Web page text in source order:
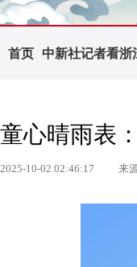
首页 中新社记者看浙
童心晴雨表
2025-10-02 02:46:17 来